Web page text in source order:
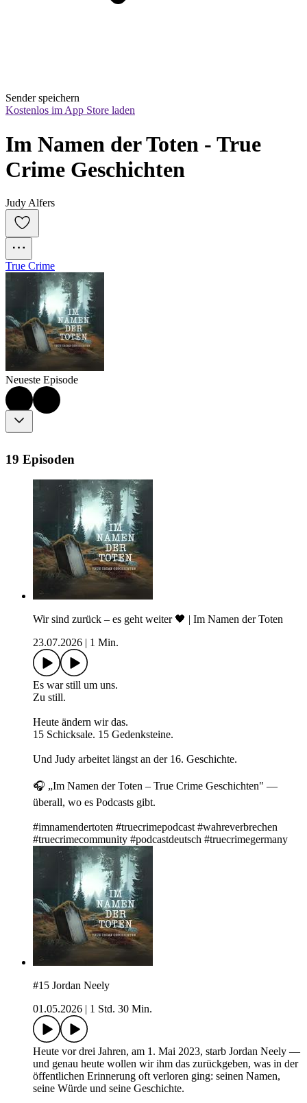
Sender speichern
Kostenlos im App Store laden
Im Namen der Toten - True
Crime Geschichten
Judy Alfers
True Crime
Neueste Episode
19 Episoden
Wir sind zurück – es geht weiter 🖤 | Im Namen der Toten
23.07.2026
1 Min.
Es war still um uns.
Zu still.
Heute ändern wir das.
15 Schicksale. 15 Gedenksteine.
Und Judy arbeitet längst an der 16. Geschichte.
🎧 „Im Namen der Toten – True Crime Geschichten" —
überall, wo es Podcasts gibt.
#imnamendertoten #truecrimepodcast #wahreverbrechen
#truecrimecommunity #podcastdeutsch #truecrimegermany
#15 Jordan Neely
01.05.2026
1 Std. 30 Min.
Heute vor drei Jahren, am 1. Mai 2023, starb Jordan Neely —
und genau heute wollen wir ihm das zurückgeben, was in der
öffentlichen Erinnerung oft verloren ging: seinen Namen,
seine Würde und seine Geschichte.